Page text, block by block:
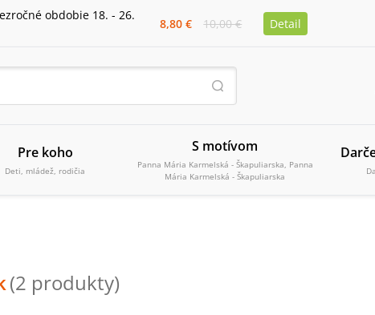
obdobie 18. - 26.
8,80 € 10,00 € Detail
Pre koho
Deti, mládež, rodičia
S motívom
Panna Mária Karmelská - Škapuliarska, Panna
Mária Karmelská - Škapuliarska
(2 produkty)